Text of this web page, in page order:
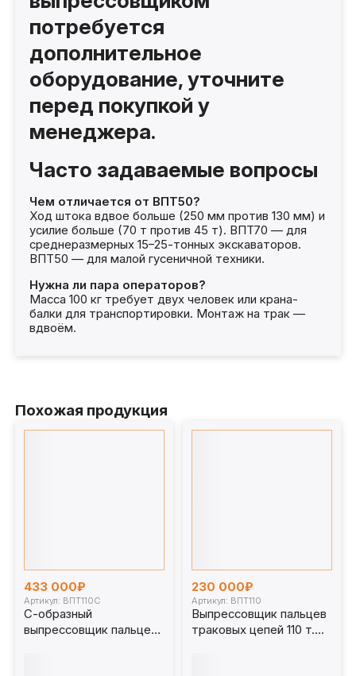
потребуется
дополнительное
оборудование, уточните
перед покупкой у
менеджера.
Часто задаваемые вопросы
Чем отличается от ВПТ50?
Ход штока вдвое больше (250 мм против 130 мм) и
усилие больше (70 т против 45 т). ВПТ70 — для
среднеразмерных 15–25-тонных экскаваторов.
ВПТ50 — для малой гусеничной техники.
Нужна ли пара операторов?
Масса 100 кг требует двух человек или крана-
балки для транспортировки. Монтаж на трак —
вдвоём.
Похожая продукция
433 000₽
Артикул: ВПТ110С
С-образный
выпрессовщик пальцев
230 000₽
Артикул: ВПТ110
Выпрессовщик пальцев
траковых цепей 110 т.